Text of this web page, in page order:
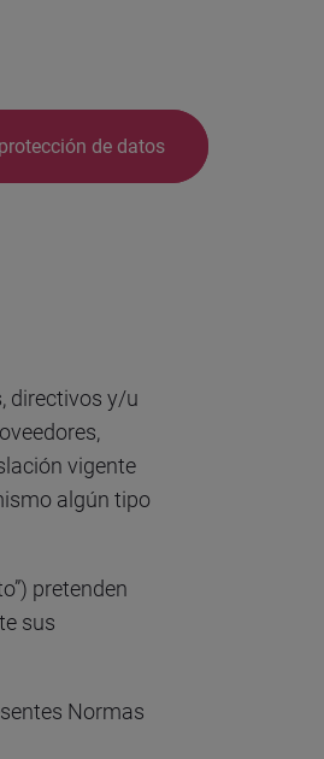
de datos
directivos y/u
vigente
algún tipo
pretenden
sus
Normas